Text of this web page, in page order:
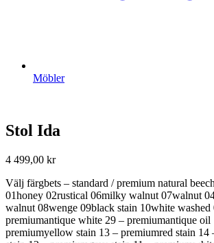
Möbler
Stol Ida
4 499,00 kr
Välj färgbets – standard / premium natural
01honey 02rustical 06milky walnut 07walnut
walnut 08wenge 09black stain 10white washed
premiumantique white 29 – premiumantique oil
premiumyellow stain 13 – premiumred stain 14